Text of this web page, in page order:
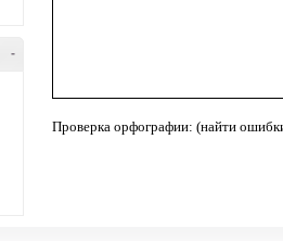
-
Проверка орфографии: (найти